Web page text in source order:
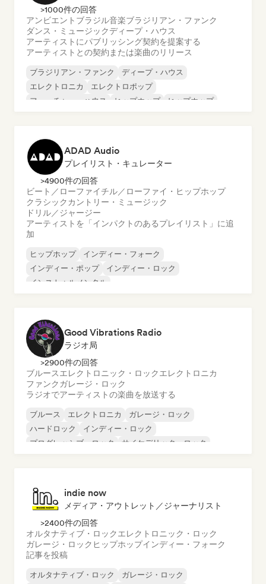
>1000件の回答
アンビエント ブラジル音楽ブラジリアン・ファンク
ダンス・ミュージックディープ・ハウス
アーティストにパブリッシング契約を提案する
アーティストとの契約または楽曲のリリース
ブラジリアン・ファンク
ディープ・ハウス
エレクトロニカ
エレクトロポップ
フューチャー・ハウス
ヒップホップ
ヒップホップ
ADAD Audio
プレイリスト・キュレーター
>4900件の回答
ビート／ローファイチル／ローファイ・ヒップホップ
クラシック カントリー・ミュージック
ドリル／ジャージー
アーティストを「インパクトのあるプレイリスト」に追
加
ヒップホップ
インディー・フォーク
インディー・ポップ
インディー・ロック
インストゥルメンタル
Good Vibrations Radio
ラジオ局
>2900件の回答
ブルースエレクトロニック・ロックエレクトロニカ
ファンクガレージ・ロック
ラジオでアーティストの楽曲を放送する
ブルース エレクトロニカ
ガレージ・ロック
ハードロック
インディー・ロック
プログレッシブ・ロック
サイケデリック・ロック
indie now
メディア・アウトレット／ジャーナリスト
>2400件の回答
オルタナティブ・ロックエレクトロニック・ロック
ガレージ・ロック ヒップホップインディー・フォーク
記事を投稿
オルタナティブ・ロック
ガレージ・ロック